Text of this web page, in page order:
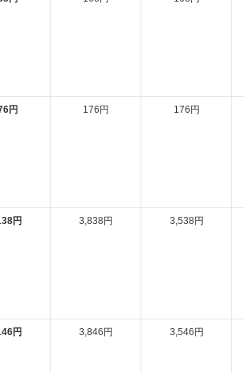
円 176円 176円
円 3,838円 3,538円
円 3,846円 3,546円